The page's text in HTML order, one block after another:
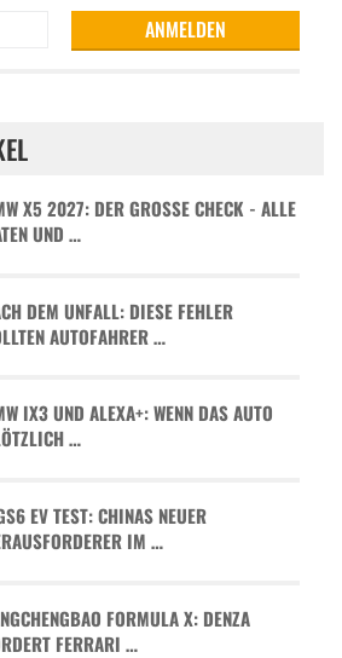
X5 2027: DER GROSSE CHECK - ALLE D
UND …
DEM UNFALL: DIESE FEHLER
AUTOFAHRER …
IX3 UND ALEXA+: WENN DAS AUTO
…
EV TEST: CHINAS NEUER
IM …
FORMULA X: DENZA
FERRARI …